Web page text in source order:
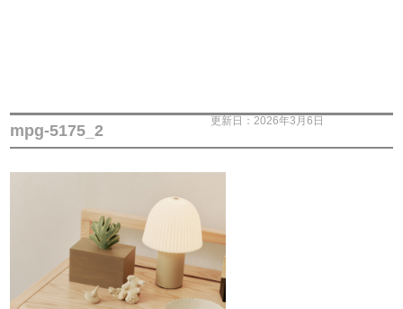
更新日：2026年3月6日
mpg-5175_2